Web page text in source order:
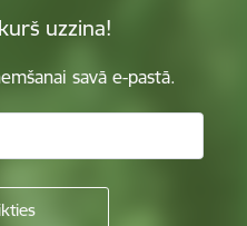
uzzina!
savā e-pastā.